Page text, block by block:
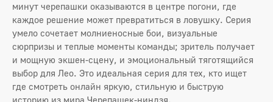
минут черепашки оказываются в центре погони, где
каждое решение может превратиться в ловушку. Серия
умело сочетает молниеносные бои, визуальные
сюрпризы и теплые моменты команды; зритель получает
и мощную экшен-сцену, и эмоциональный тяготящийся
выбор для Лео. Это идеальная серия для тех, кто ищет
где смотреть онлайн яркую, стильную и быструю
историю из мира Черепашек-ниндзя.